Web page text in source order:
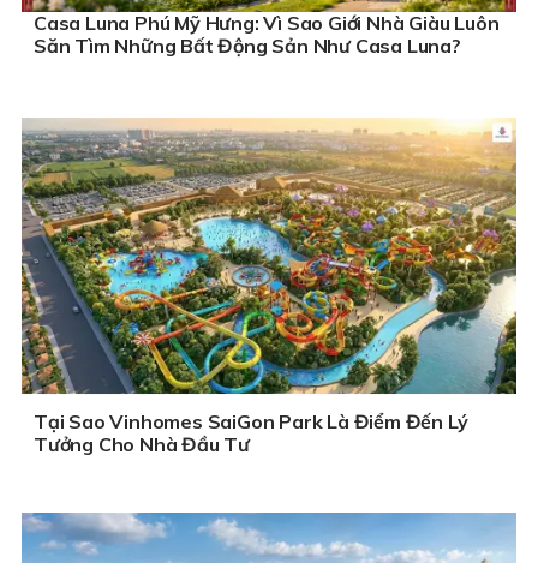
Casa Luna Phú Mỹ Hưng: Vì Sao Giới Nhà Giàu Luôn
Săn Tìm Những Bất Động Sản Như Casa Luna?
Tại Sao Vinhomes SaiGon Park Là Điểm Đến Lý
Tưởng Cho Nhà Đầu Tư